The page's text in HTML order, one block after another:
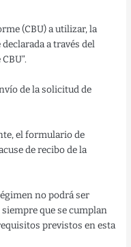
(CBU) a utilizar, la
a través del
de la solicitud de
el formulario de
de recibo de la
no podrá ser
que se cumplan
previstos en esta